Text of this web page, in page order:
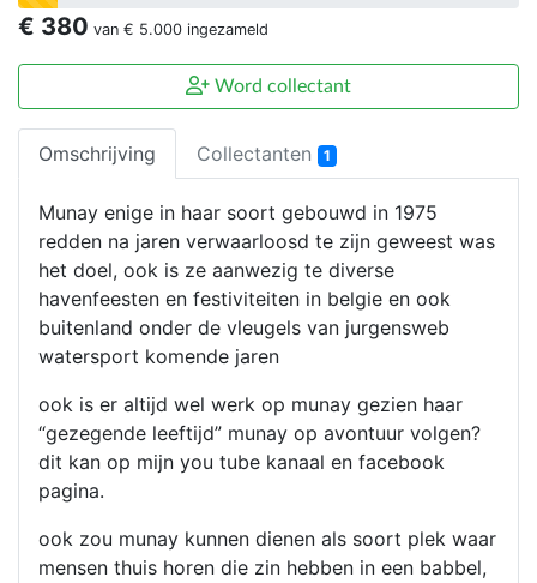
€ 380 van € 5.000 ingezameld
Word collectant
Omschrijving Collectanten 1
Munay enige in haar soort gebouwd in 1975
redden na jaren verwaarloosd te zijn geweest was
het doel, ook is ze aanwezig te diverse
havenfeesten en festiviteiten in belgie en ook
buitenland onder de vleugels van jurgensweb
watersport komende jaren
ook is er altijd wel werk op munay gezien haar
“gezegende leeftijd” munay op avontuur volgen?
dit kan op mijn you tube kanaal en facebook
pagina.
ook zou munay kunnen dienen als soort plek waar
mensen thuis horen die zin hebben in een babbel,